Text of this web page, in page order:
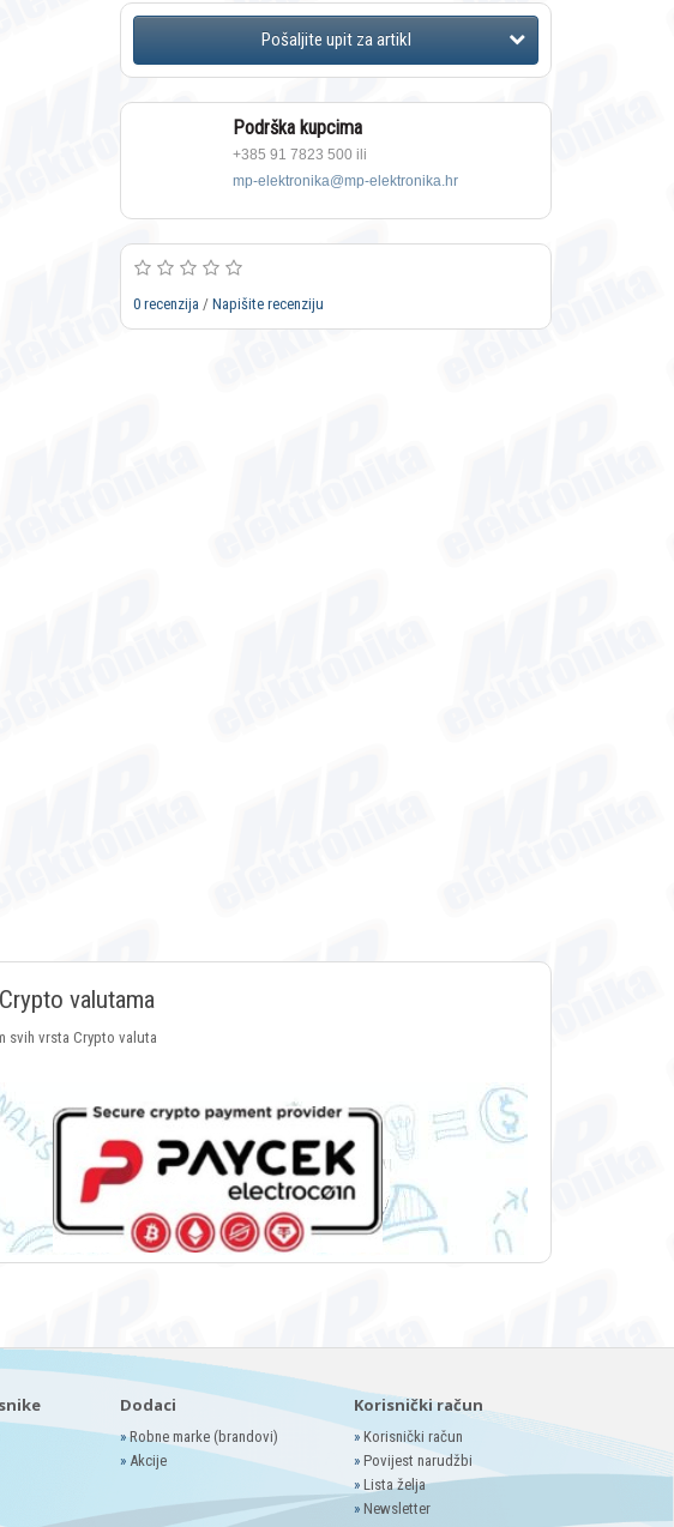
Podrška kupcima
+385 91 7823 500 ili
mp-elektronika@mp-elektronika.hr
0 recenzija / Napišite recenziju
valutama
svih vrsta Crypto valuta
Dodaci
»Robne marke (brandovi)
» Akcije
Korisnički račun
» Korisnički račun
» Povijest narudžbi
» Lista želja
» Newsletter